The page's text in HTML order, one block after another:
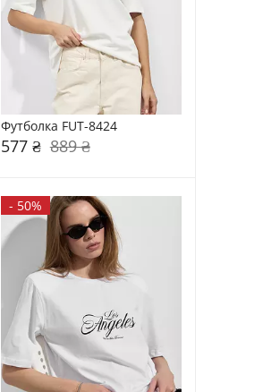
Футболка FUT-8424
577 ₴ 889 ₴
- 50%